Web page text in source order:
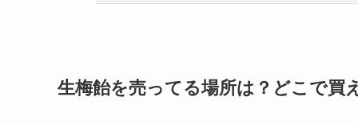
生梅飴を売ってる場所は？どこで買